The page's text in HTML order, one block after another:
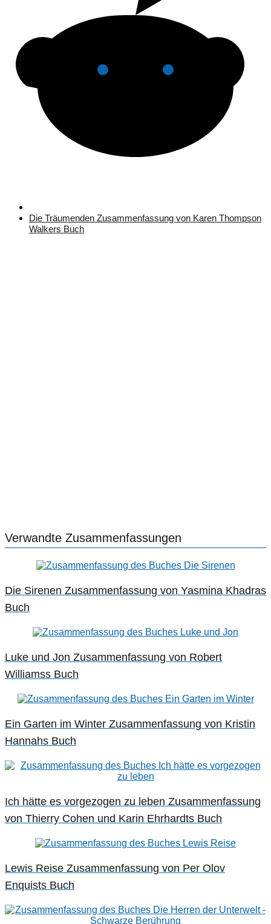
Die Träumenden Zusammenfassung von Karen Thompson
Walkers Buch
Verwandte Zusammenfassungen
Die Sirenen Zusammenfassung von Yasmina Khadras
Buch
Luke und Jon Zusammenfassung von Robert
Williamss Buch
Ein Garten im Winter Zusammenfassung von Kristin
Hannahs Buch
Ich hätte es vorgezogen zu leben Zusammenfassung
von Thierry Cohen und Karin Ehrhardts Buch
Lewis Reise Zusammenfassung von Per Olov
Enquists Buch